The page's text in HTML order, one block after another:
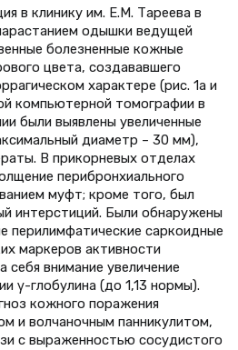
в клинику им. Е.М. Тареева в
одышки ведущей
болезненные кожные
цвета, создававшего
характере (рис. 1а и
компьютерной томографии в
были выявлены увеличенные
диаметр – 30 мм),
В прикорневых отделах
перибронхиального
муфт; кроме того, был
интерстиций. Были обнаружены
перилимфатические саркоидные
маркеров активности
внимание увеличение
γ-глобулина (до 1,13 нормы).
кожного поражения
и волчаночным панникулитом,
с выраженностью сосудистого